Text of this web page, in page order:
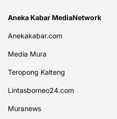
Aneka Kabar MediaNetwork
Anekakabar.com
Media Mura
Teropong Kalteng
Lintasborneo24.com
Muranews